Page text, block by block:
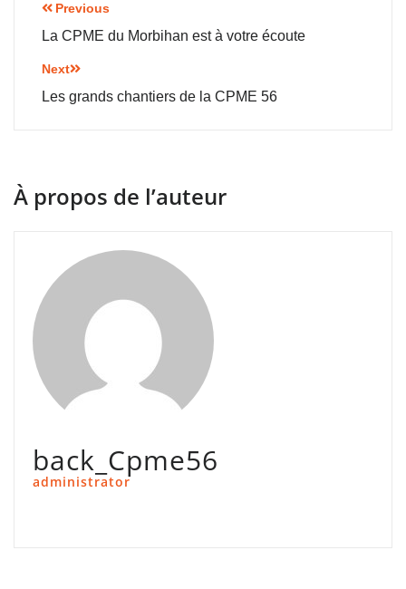
Previous
La CPME du Morbihan est à votre écoute
Next
Les grands chantiers de la CPME 56
À propos de l’auteur
back_Cpme56
administrator